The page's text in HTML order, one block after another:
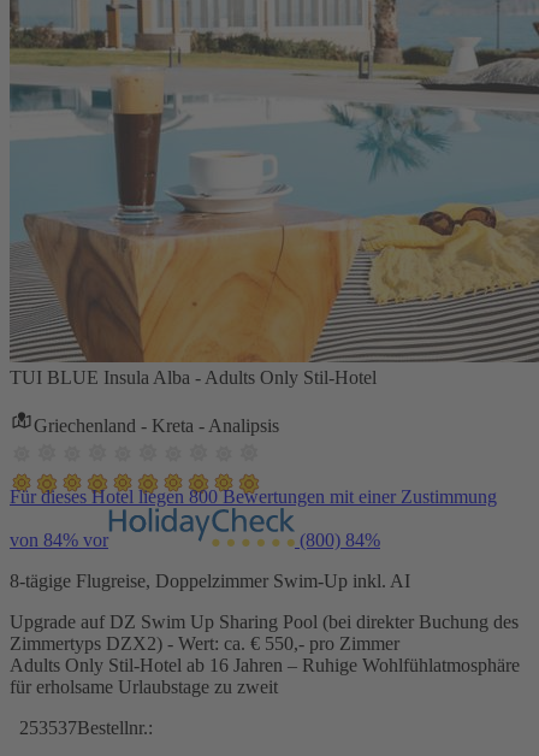
TUI BLUE Insula Alba - Adults Only Stil-Hotel
Griechenland - Kreta - Analipsis
Für dieses Hotel liegen 800 Bewertungen mit einer Zustimmung
von 84% vor (800) 84%
8-tägige Flugreise, Doppelzimmer Swim-Up inkl. AI
Upgrade auf DZ Swim Up Sharing Pool (bei direkter Buchung des
Zimmertyps DZX2) - Wert: ca. € 550,- pro Zimmer
Adults Only Stil-Hotel ab 16 Jahren – Ruhige Wohlfühlatmosphäre
für erholsame Urlaubstage zu zweit
253537Bestellnr.: